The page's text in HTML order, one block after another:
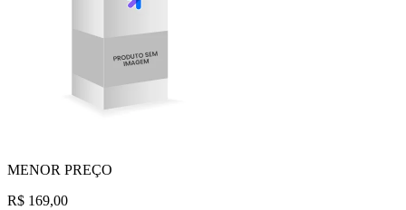
MENOR PREÇO
R$ 169,00